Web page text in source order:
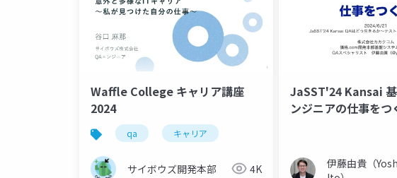
Waffle College キャリア講座
2024
qa キャリア
サイボウズ開発本部 4K
JaSST'24 Kansai
ンジニアの仕事をつ
伊藤由貴（